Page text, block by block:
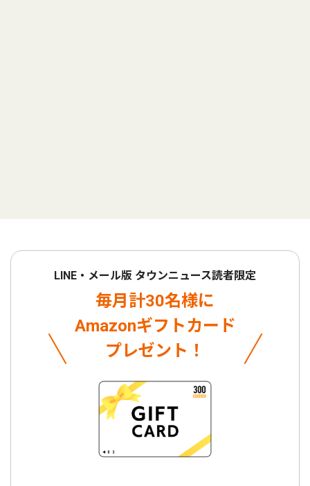
LINE・メール版 タウンニュース読者限定
毎月計30名様に
Amazonギフトカード
プレゼント！